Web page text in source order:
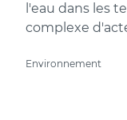
l'eau dans les
complexe
Environnement